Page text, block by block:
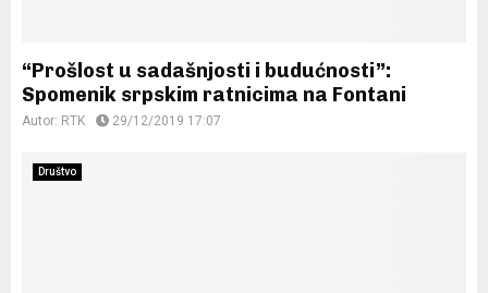
“Prošlost u sadašnjosti i budućnosti”:
Spomenik srpskim ratnicima na Fontani
Autor: RTK 29/12/2019 17:07
Društvo